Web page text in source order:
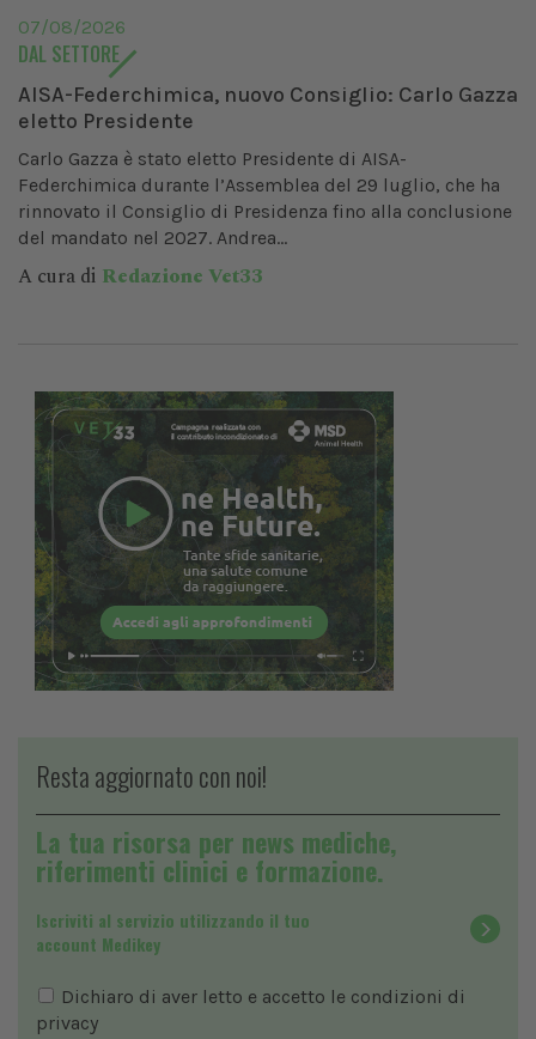
07/08/2026
DAL SETTORE
AISA-Federchimica, nuovo Consiglio: Carlo Gazza
eletto Presidente
Carlo Gazza è stato eletto Presidente di AISA-
Federchimica durante l’Assemblea del 29 luglio, che ha
rinnovato il Consiglio di Presidenza fino alla conclusione
del mandato nel 2027. Andrea...
A cura di Redazione Vet33
Resta aggiornato con noi!
La tua risorsa per news mediche,
riferimenti clinici e formazione.
Iscriviti al servizio utilizzando il tuo
account Medikey
Dichiaro di aver letto e accetto le condizioni di
privacy